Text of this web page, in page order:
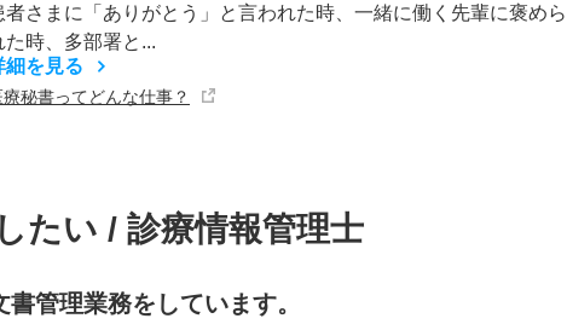
者さまに「ありがとう」と言われた時、一緒に働く先輩に褒めら
た時、多部署と...
細を見る
療秘書ってどんな仕事？
たい / 診療情報管理士
書管理業務をしています。